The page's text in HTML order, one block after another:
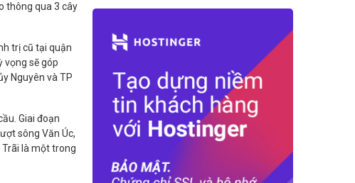
thông qua 3 cây
trị cũ tại quận
vọng sẽ góp
Nguyên và TP
Giai đoạn
sông Văn Úc,
Trãi là một trong